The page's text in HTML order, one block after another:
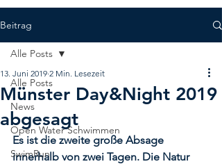
Beitrag
Alle Posts
News
Open Water Schwimmen
SwimRun
Alle Posts
Münster Day&Night 2019
abgesagt
13. Juni 2019 2 Min. Lesezeit
Es ist die zweite große Absage
innerhalb von zwei Tagen. Die Natur